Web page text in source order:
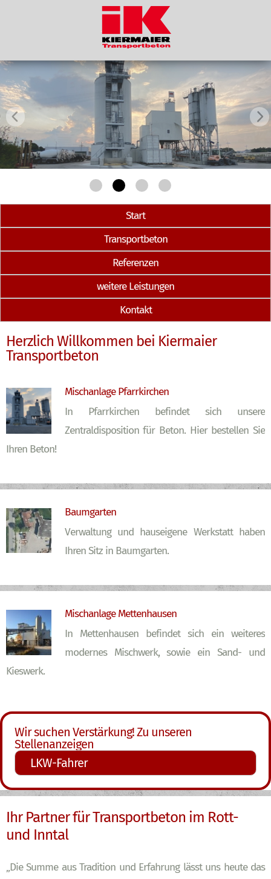
Start
Transportbeton
Referenzen
weitere Leistungen
Kontakt
Herzlich Willkommen bei Kiermaier
Transportbeton
Mischanlage Pfarrkirchen
In Pfarrkirchen befindet sich unsere
Zentraldisposition für Beton. Hier bestellen Sie
Ihren Beton!
Baumgarten
Verwaltung und hauseigene Werkstatt haben
Ihren Sitz in Baumgarten.
Mischanlage Mettenhausen
In Mettenhausen befindet sich ein weiteres
modernes Mischwerk, sowie ein Sand- und
Kieswerk.
Wir suchen Verstärkung! Zu unseren
Stellenanzeigen
LKW-Fahrer
Ihr Partner für Transportbeton im Rott-
und Inntal
„Die Summe aus Tradition und Erfahrung lässt uns heute das